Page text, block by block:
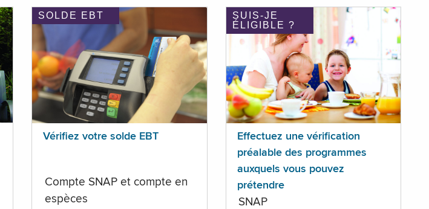
SOLDE EBT
Vérifiez votre solde EBT
Compte SNAP et compte en
espèces
SUIS-JE
ÉLIGIBLE ?
Effectuez une vérification
préalable des programmes
auxquels vous pouvez
prétendre
SNAP